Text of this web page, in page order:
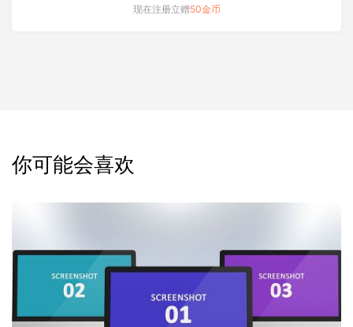
现在注册立赠50金币
你可能会喜欢